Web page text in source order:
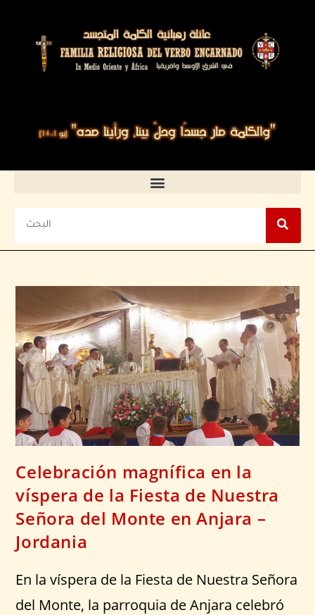
Celebración magnífica en la
víspera de la Fiesta de Nuestra
Señora del Monte en Anjara –
Jordania
En la víspera de la Fiesta de Nuestra Señora
del Monte, la parroquia de Anjara celebró